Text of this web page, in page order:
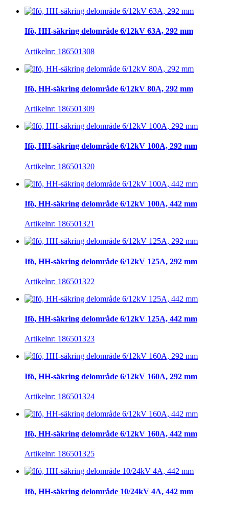
Ifö, HH-säkring delområde 6/12kV 63A, 292 mm
Artikelnr: 186501308
Ifö, HH-säkring delområde 6/12kV 80A, 292 mm
Artikelnr: 186501309
Ifö, HH-säkring delområde 6/12kV 100A, 292 mm
Artikelnr: 186501320
Ifö, HH-säkring delområde 6/12kV 100A, 442 mm
Artikelnr: 186501321
Ifö, HH-säkring delområde 6/12kV 125A, 292 mm
Artikelnr: 186501322
Ifö, HH-säkring delområde 6/12kV 125A, 442 mm
Artikelnr: 186501323
Ifö, HH-säkring delområde 6/12kV 160A, 292 mm
Artikelnr: 186501324
Ifö, HH-säkring delområde 6/12kV 160A, 442 mm
Artikelnr: 186501325
Ifö, HH-säkring delområde 10/24kV 4A, 442 mm